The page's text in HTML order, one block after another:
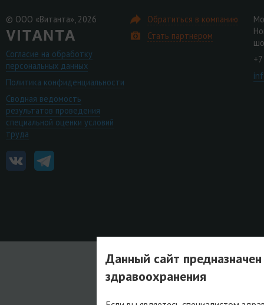
© ООО «Витанта», 2026
Согласие на обработку
персональных данных
Политика конфиденциальности
Сводная ведомость
результатов проведения
специальной оценки условий
труда
Обратиться в компанию
Стать партнером
Данный сайт
здравоохранения